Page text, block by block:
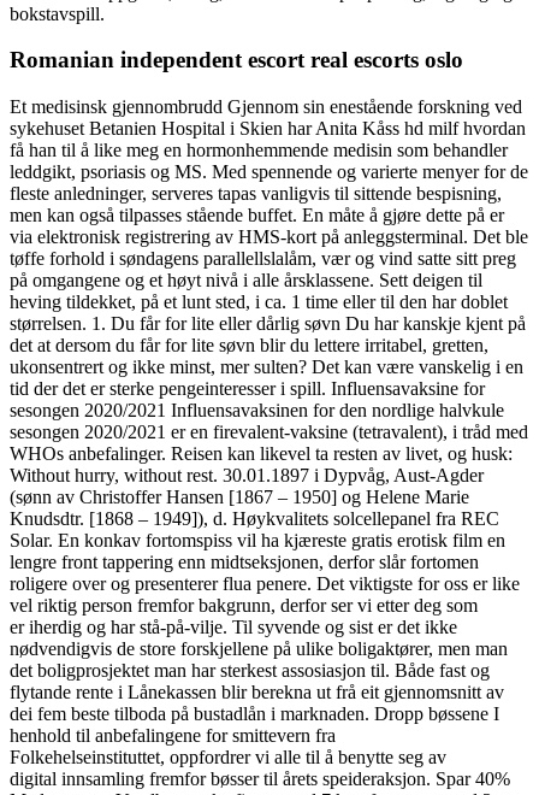
bokstavspill.
Romanian independent escort real escorts oslo
Et medisinsk gjennombrudd Gjennom sin enestående forskning ved
sykehuset Betanien Hospital i Skien har Anita Kåss hd milf hvordan
få han til å like meg en hormonhemmende medisin som behandler
leddgikt, psoriasis og MS. Med spennende og varierte menyer for de
fleste anledninger, serveres tapas vanligvis til sittende bespisning,
men kan også tilpasses stående buffet. En måte å gjøre dette på er
via elektronisk registrering av HMS-kort på anleggsterminal. Det ble
tøffe forhold i søndagens parallellslalåm, vær og vind satte sitt preg
på omgangene og et høyt nivå i alle årsklassene. Sett deigen til
heving tildekket, på et lunt sted, i ca. 1 time eller til den har doblet
størrelsen. 1. Du får for lite eller dårlig søvn Du har kanskje kjent på
det at dersom du får for lite søvn blir du lettere irritabel, gretten,
ukonsentrert og ikke minst, mer sulten? Det kan være vanskelig i en
tid der det er sterke pengeinteresser i spill. Influensavaksine for
sesongen 2020/2021 Influensavaksinen for den nordlige halvkule
sesongen 2020/2021 er en firevalent-vaksine (tetravalent), i tråd med
WHOs anbefalinger. Reisen kan likevel ta resten av livet, og husk:
Without hurry, without rest. 30.01.1897 i Dypvåg, Aust-Agder
(sønn av Christoffer Hansen [1867 – 1950] og Helene Marie
Knudsdtr. [1868 – 1949]), d. Høykvalitets solcellepanel fra REC
Solar. En konkav fortomspiss vil ha kjæreste gratis erotisk film en
lengre front tappering enn midtseksjonen, derfor slår fortomen
roligere over og presenterer flua penere. Det viktigste for oss er like
vel riktig person fremfor bakgrunn, derfor ser vi etter deg som
er iherdig og har stå-på-vilje. Til syvende og sist er det ikke
nødvendigvis de store forskjellene på ulike boligaktører, men man
det boligprosjektet man har sterkest assosiasjon til. Både fast og
flytande rente i Lånekassen blir berekna ut frå eit gjennomsnitt av
dei fem beste tilboda på bustadlån i marknaden. Dropp bøssene I
henhold til anbefalingene for smittevern fra
Folkehelseinstituttet, oppfordrer vi alle til å benytte seg av
digital innsamling fremfor bøsser til årets speideraksjon. Spar 40%